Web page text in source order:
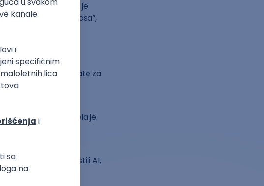
stavke i može da je
merljivog doprinosa“,
koriste više AI alate za
se desi
specifičnosti.
se istaknu“, navela je.
pomogne oko
ostatak sa
ako su koristili AI,